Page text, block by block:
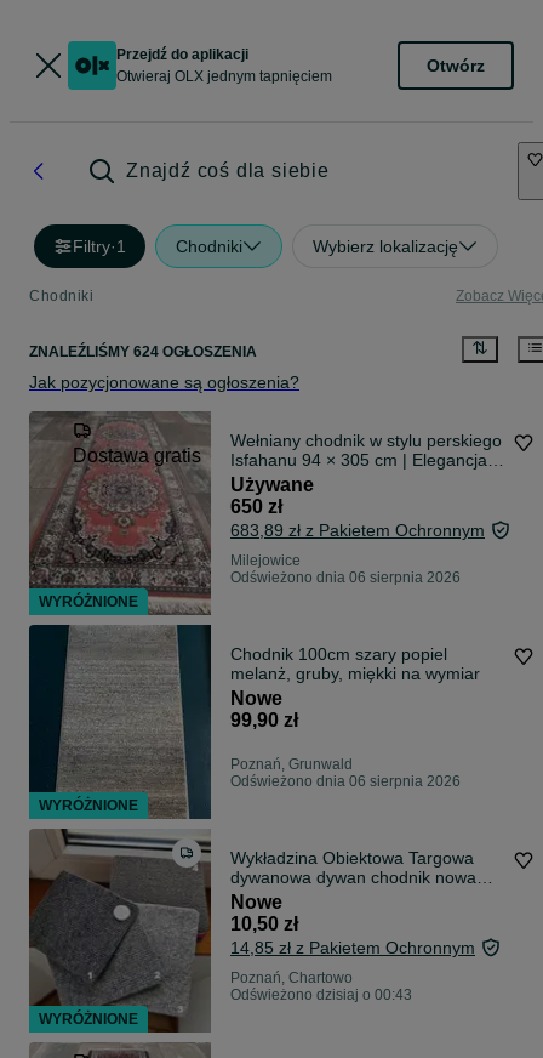
Przejdź do aplikacji
Otwieraj OLX jednym tapnięciem
Otwórz
Znajdź coś dla siebie
Filtry·1 Chodniki Wybierz lokalizację
Chodniki Zobacz
ZNALEŹLIŚMY 624 OGŁOSZENIA
Jak pozycjonowane są ogłoszenia?
Dostawa gratis
Wełniany chodnik w stylu perskiego
Isfahanu 94 × 305 cm | Elegancja,
która nigdy nie wychodzi z mody
Używane
650 zł
683,89 zł z Pakietem Ochronnym
Milejowice
Odświeżono dnia 06 sierpnia 2026
Chodnik 100cm szary popiel
melanż, gruby, miękki na wymiar
Nowe
99,90 zł
Poznań, Grunwald
Odświeżono dnia 06 sierpnia 2026
Wykładzina Obiektowa Targowa
dywanowa dywan chodnik nowa
Szara Antra
Nowe
10,50 zł
14,85 zł z Pakietem Ochronnym
Poznań, Chartowo
Odświeżono dzisiaj o 00:43
WYRÓŻNIONE
WYRÓŻNIONE
WYRÓŻNIONE